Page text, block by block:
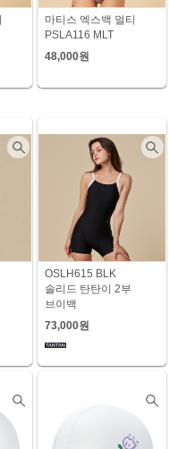
마티스 엑스백 멀티
PSLA116 MLT
48,000원
OSLH615 BLK
솔리드 탄탄이 2부
브이백
73,000원